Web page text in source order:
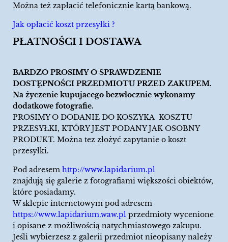
Można też zapłacić telefonicznie kartą bankową.
Jak opłacić koszt przesyłki ?
PŁATNOŚCI I DOSTAWA
BARDZO PROSIMY O SPRAWDZENIE
DOSTĘPNOŚCI PRZEDMIOTU PRZED ZAKUPEM.
Na życzenie kupujacego bezwłocznie wykonamy
dodatkowe fotografie.
PROSIMY O DODANIE DO KOSZYKA KOSZTU
PRZESYŁKI, KTÓRY JEST PODANY JAK OSOBNY
PRODUKT. Można tez złożyć zapytanie o koszt
przesyłki.
Pod adresem http://www.lapidarium.pl
znajdują się galerie z fotografiami większości obiektów,
które posiadamy.
W sklepie internetowym pod adresem
https://www.lapidarium.waw.pl przedmioty wycenione
i opisane z możliwością natychmiastowego zakupu.
Jeśli wybierzesz z galerii przedmiot nieopisany należy